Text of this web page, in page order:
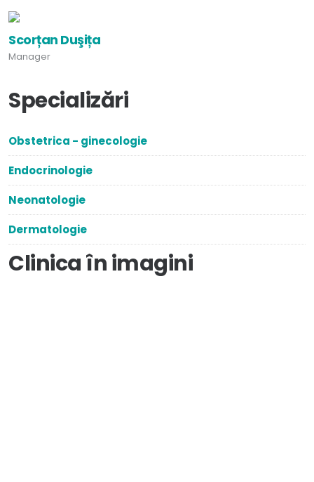
Scorțan Duşița
Manager
Specializări
Obstetrica - ginecologie
Endocrinologie
Neonatologie
Dermatologie
Clinica în imagini